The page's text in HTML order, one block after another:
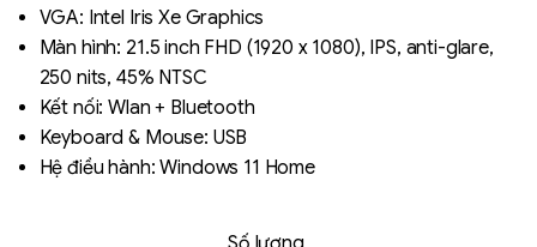
VGA: Intel Iris Xe Graphics
Màn hình: 21.5 inch FHD (1920 x 1080), IPS, anti-glare,
250 nits, 45% NTSC
Kết nối: Wlan + Bluetooth
Keyboard & Mouse: USB
Hệ điều hành: Windows 11 Home